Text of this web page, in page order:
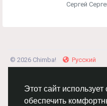
Этот сайт
обеспечить
Сергей
© 2026 Chimba!
Русский
Правила размещения и
Политика